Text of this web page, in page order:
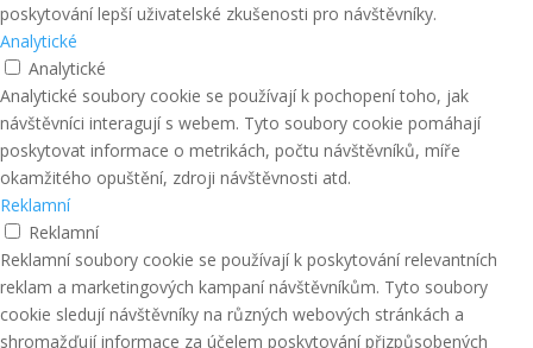
poskytování lepší uživatelské zkušenosti pro návštěvníky.
Analytické
Analytické
Analytické soubory cookie se používají k pochopení toho, jak
návštěvníci interagují s webem. Tyto soubory cookie pomáhají
poskytovat informace o metrikách, počtu návštěvníků, míře
okamžitého opuštění, zdroji návštěvnosti atd.
Reklamní
Reklamní
Reklamní soubory cookie se používají k poskytování relevantních
reklam a marketingových kampaní návštěvníkům. Tyto soubory
cookie sledují návštěvníky na různých webových stránkách a
shromažďují informace za účelem poskytování přizpůsobených